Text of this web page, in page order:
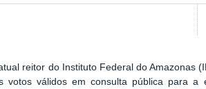
image carousel
reitor do Instituto Federal do Amazonas
votos válidos em consulta pública para a